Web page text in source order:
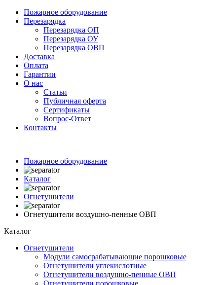
Пожарное оборудование
Перезарядка
Перезарядка ОП
Перезарядка ОУ
Перезарядка ОВП
Доставка
Оплата
Гарантии
О нас
Статьи
Публичная оферта
Сертификаты
Вопрос-Ответ
Контакты
Пожарное оборудование
Каталог
Огнетушители
Огнетушители воздушно-пенные ОВП
Каталог
Огнетушители
Модули самосрабатывающие порошковые
Огнетушители углекислотные
Огнетушители воздушно-пенные ОВП
Огнетушители порошковые